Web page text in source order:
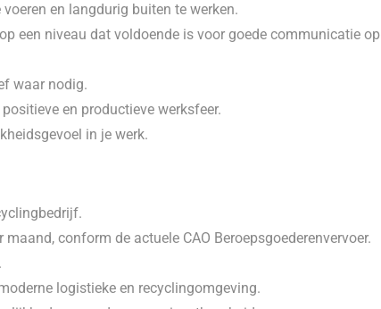
en langdurig buiten te werken.
een niveau dat voldoende is voor goede communicatie op
waar nodig.
en productieve werksfeer.
in je werk.
conform de actuele CAO Beroepsgoederenvervoer.
logistieke en recyclingomgeving.